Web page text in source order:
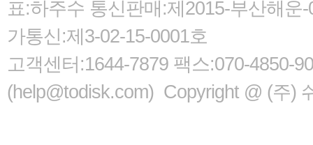
표:하주수 통신판매:제2015-부산해
가통신:제3-02-15-0001호
고객센터:1644-7879 팩스:070-4850-
(help@todisk.com) Copyright @ (주)